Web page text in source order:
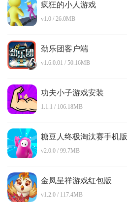
疯狂的小人游戏
v1.0 / 26.0MB
劲乐团客户端
v1.6.0.01 / 50.16MB
功夫小子游戏安装
1.1.1 / 106.18MB
糖豆人终极淘汰赛手机版
v2.0.0 / 99.7MB
金凤呈祥游戏红包版
v1.2.0 / 117.4MB